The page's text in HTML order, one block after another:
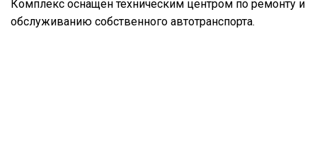
Комплекс оснащен техническим центром по ремонту и
обслуживанию собственного автотранспорта.